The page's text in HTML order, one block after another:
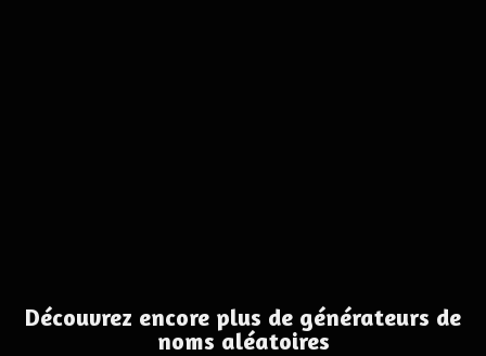
Découvrez encore plus de générateurs de
noms aléatoires